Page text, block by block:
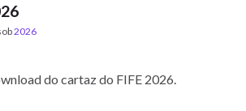
2026
do cartaz do FIFE 2026.